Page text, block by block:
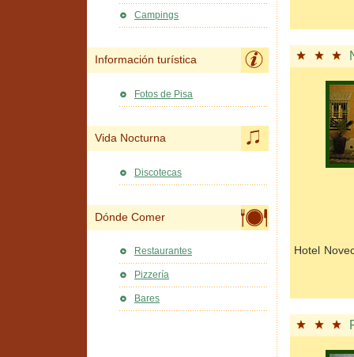
Hotel
Campings
Información turística
Fotos de Pisa
Vida Nocturna
Discotecas
Dónde Comer
Restaurantes
Pizzería
Bares